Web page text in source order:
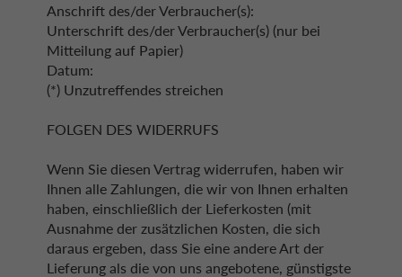
Anschrift des/der Verbraucher(s):
Unterschrift des/der Verbraucher(s) (nur bei
Mitteilung auf Papier)
Datum:
(*) Unzutreffendes streichen
FOLGEN DES WIDERRUFS
Wenn Sie diesen Vertrag widerrufen, haben wir
Ihnen alle Zahlungen, die wir von Ihnen erhalten
haben, einschließlich der Lieferkosten (mit
Ausnahme der zusätzlichen Kosten, die sich
daraus ergeben, dass Sie eine andere Art der
Lieferung als die von uns angebotene, günstigste